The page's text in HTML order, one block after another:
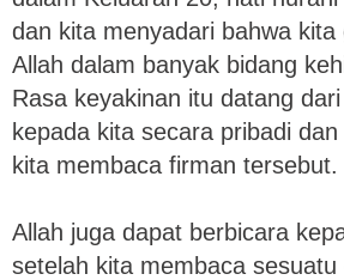
dan kita menyadari bahwa kita
Allah dalam banyak bidang
Rasa keyakinan itu datang
kepada kita secara pribadi
kita membaca firman tersebut.
Allah juga dapat berbicara
setelah kita membaca